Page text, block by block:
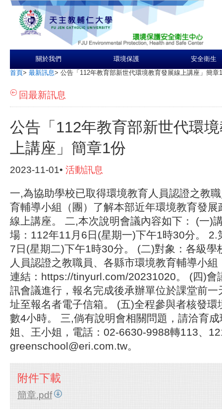
關於我們 環境保護 安全衛生
首頁> 最新訊息> 公告「112年教育部新世代環境教育發展線上講座」簡章
回最新訊息
公告「112年教育部新世代環
上講座」簡章1份
2023-11-01• 活動訊息
一,為協助學校已取得環境教育人員認證之教
育輔導小組（團）了解本部近年環境教育發展
線上講座。 二,本次說明會議內容如下： (一)
場：112年11月6日(星期一)下午1時30分。 2.
7日(星期二)下午1時30分。 (二)對象：各級學
人員認證之教職員、各縣市環境教育輔導小
連結：https://tinyurl.com/20231020。 (四)會
訊會議進行，報名完成後承辦單位於課堂前一
址至報名者電子信箱。 (五)全程參與者核發環
數4小時。 三,倘有說明會相關問題，請洽育
姐、王小姐，電話：02-6630-9988轉113、
greenschool@eri.com.tw。
附件下載
簡章.pdf